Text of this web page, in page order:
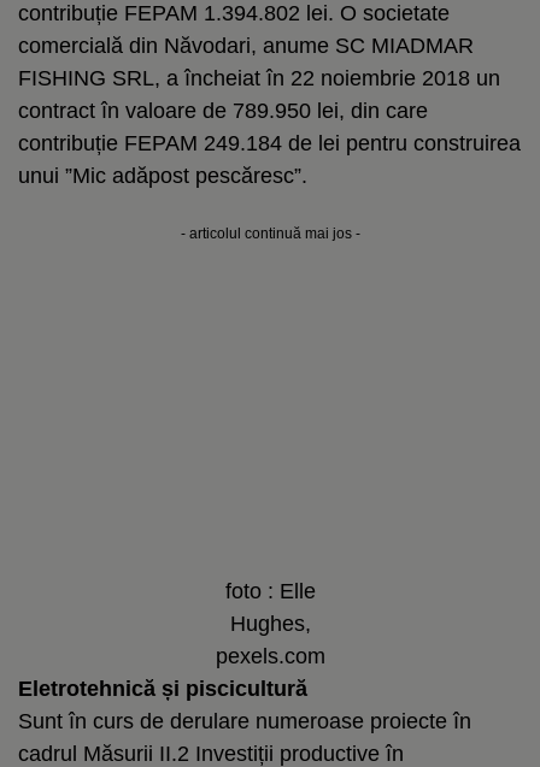
contribuție FEPAM 1.394.802 lei. O societate
comercială din Năvodari, anume SC MIADMAR
FISHING SRL, a încheiat în 22 noiembrie 2018 un
contract în valoare de 789.950 lei, din care
contribuție FEPAM 249.184 de lei pentru construirea
unui ”Mic adăpost pescăresc”.
- articolul continuă mai jos -
foto : Elle
Hughes,
pexels.com
Eletrotehnică și piscicultură
Sunt în curs de derulare numeroase proiecte în
cadrul Măsurii II.2 Investiții productive în